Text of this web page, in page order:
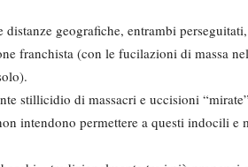
geografiche, entrambi
franchista (con le fucilazioni di massa
stillicidio di massacri e uccisioni
intendono permettere a questi indocili e